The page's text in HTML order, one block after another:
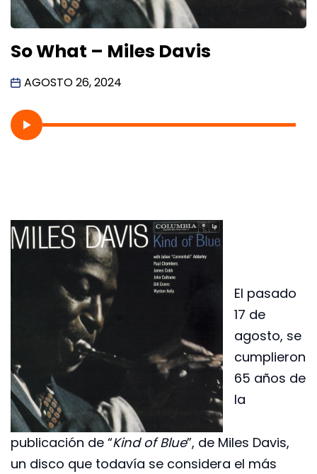
So What – Miles Davis
AGOSTO 26, 2024
El pasado
17 de
agosto, se
cumplieron
65 años de
la
publicación de “Kind of Blue”, de Miles Davis,
un disco que todavía se considera el más